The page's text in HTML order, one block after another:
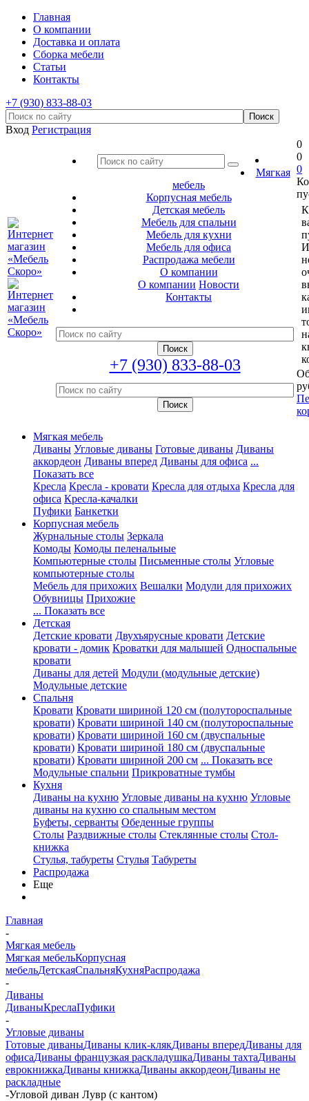
Главная
О компании
Доставка и оплата
Сборка мебели
Статьи
Контакты
+7 (930) 833-88-03
Вход Регистрация
Мягкая
мебель
Корпусная мебель
Детская мебель
Мебель для спальни
Мебель для кухни
Мебель для офиса
Распродажа мебели
О компании
О компании Новости
Контакты
+7 (930) 833-88-03
0
0
0
Мягкая мебель
Диваны Угловые диваны Готовые диваны Диваны
аккордеон Диваны вперед Диваны для офиса ...
Показать все
Кресла Кресла - кровати Кресла для отдыха Кресла для
офиса Кресла-качалки
Пуфики Банкетки
Корпусная мебель
Журнальные столы Зеркала
Комоды Комоды пеленальные
Компьютерные столы Письменные столы Угловые
компьютерные столы
Мебель для прихожих Вешалки Модули для прихожих
Обувницы Прихожие
... Показать все
Детская
Детские кровати Двухъярусные кровати Детские
кровати - домик Кроватки для малышей Односпальные
кровати
Диваны для детей Модули (модульные детские)
Модульные детские
Спальня
Кровати Кровати шириной 120 см (полутороспальные
кровати) Кровати шириной 140 см (полутороспальные
кровати) Кровати шириной 160 см (двуспальные
кровати) Кровати шириной 180 см (двуспальные
кровати) Кровати шириной 200 см ... Показать все
Модульные спальни Прикроватные тумбы
Кухня
Диваны на кухню Угловые диваны на кухню Угловые
диваны на кухню со спальным местом
Буфеты, серванты Обеденные группы
Столы Раздвижные столы Стеклянные столы Стол-
книжка
Стулья, табуреты Стулья Табуреты
Распродажа
Еще
Главная
-
Мягкая мебель
Мягкая мебельКорпусная
мебельДетскаяСпальняКухняРаспродажа
-
Диваны
ДиваныКреслаПуфики
-
Угловые диваны
Готовые диваныДиваны клик-клякДиваны впередДиваны для
офисаДиваны французкая раскладушкаДиваны тахтаДиваны
еврокнижкаДиваны книжкаДиваны аккордеонДиваны не
раскладные
-Угловой диван Лувр (с кантом)